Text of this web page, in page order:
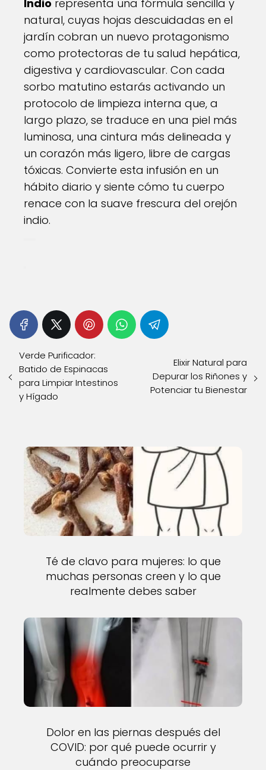
Indio representa una fórmula sencilla y
natural, cuyas hojas descuidadas en el
jardín cobran un nuevo protagonismo
como protectoras de tu salud hepática,
digestiva y cardiovascular. Con cada
sorbo matutino estarás activando un
protocolo de limpieza interna que, a
largo plazo, se traduce en una piel más
luminosa, una cintura más delineada y
un corazón más ligero, libre de cargas
tóxicas. Convierte esta infusión en un
hábito diario y siente cómo tu cuerpo
renace con la suave frescura del orejón
indio.
Verde Purificador:
Batido de Espinacas
para Limpiar Intestinos
y Hígado
Elixir Natural para
Depurar los Riñones y
Potenciar tu Bienestar
Té de clavo para mujeres: lo que
muchas personas creen y lo que
realmente debes saber
Dolor en las piernas después del
COVID: por qué puede ocurrir y
cuándo preocuparse